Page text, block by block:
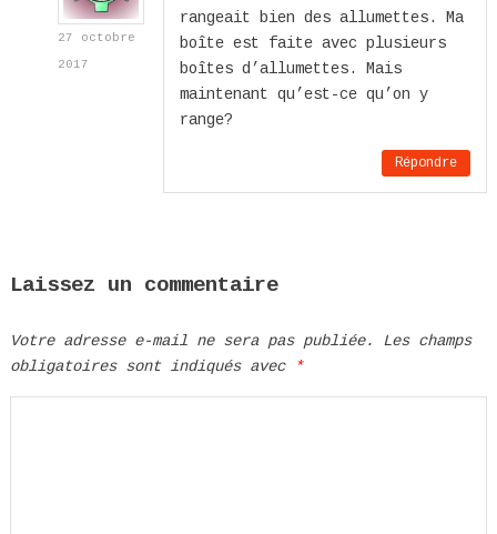
27 octobre
2017
rangeait bien des allumettes. Ma
boîte est faite avec plusieurs
boîtes d’allumettes. Mais
maintenant qu’est-ce qu’on y
range?
Répondre
Laissez un commentaire
Votre adresse e-mail ne sera pas publiée.
Les champs
obligatoires sont indiqués avec
*